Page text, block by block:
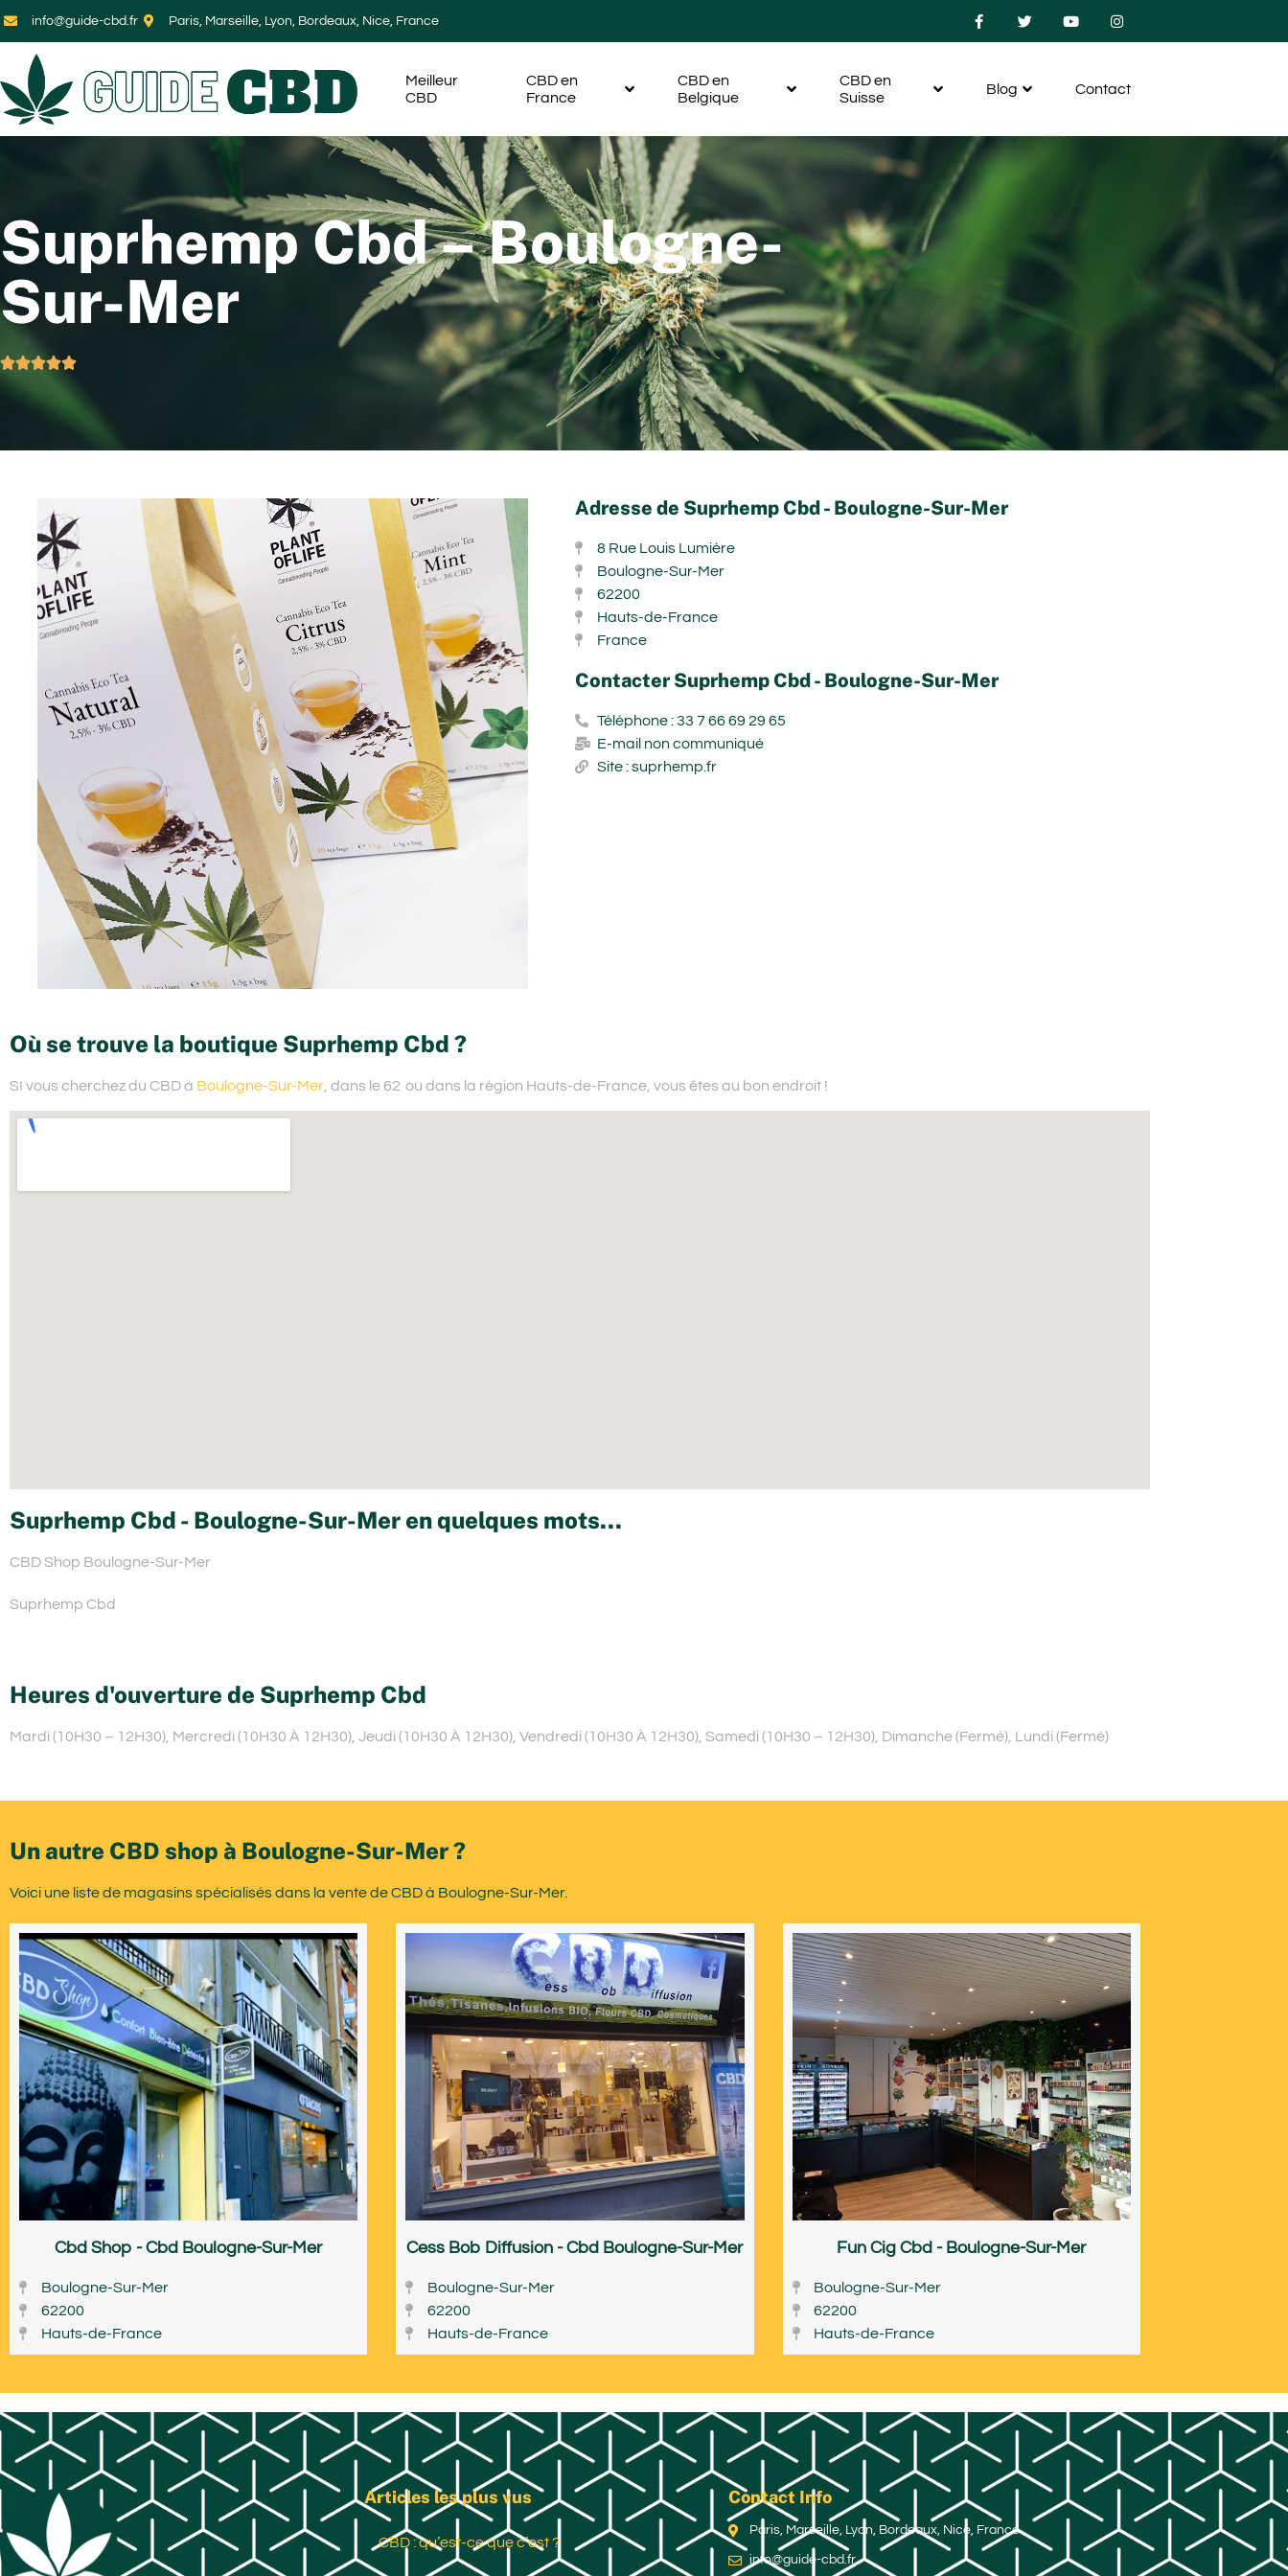
info@guide-cbd.fr Paris, Marseille, Lyon, Bordeaux, Nice, France
Meilleur
CBD
CBD en
France
CBD en
Belgique
CBD en
Suisse
Blog Contact
Suprhemp Cbd – Boulogne-
Sur-Mer

Adresse de Suprhemp Cbd - Boulogne-Sur-Mer
8 Rue Louis Lumière
Boulogne-Sur-Mer
62200
Hauts-de-France
France
Contacter Suprhemp Cbd - Boulogne-Sur-Mer
Téléphone : 33 7 66 69 29 65
E-mail non communiqué
Site : suprhemp.fr
Où se trouve la boutique Suprhemp Cbd ?
SI vous cherchez du CBD à Boulogne-Sur-Mer , dans le 62 ou dans la région Hauts-de-France, vous êtes au bon endroit !
Suprhemp Cbd - Boulogne-Sur-Mer en quelques mots...
CBD Shop Boulogne-Sur-Mer
Suprhemp Cbd
Heures d'ouverture de Suprhemp Cbd
Mardi (10H30 – 12H30), Mercredi (10H30 À 12H30), Jeudi (10H30 À 12H30), Vendredi (10H30 À 12H30), Samedi (10H30 – 12H30), Dimanche (Fermé), Lundi (Fermé)
Un autre CBD shop à Boulogne-Sur-Mer ?
Voici une liste de magasins spécialisés dans la vente de CBD à Boulogne-Sur-Mer.
Cbd Shop - Cbd Boulogne-Sur-Mer
Boulogne-Sur-Mer
62200
Hauts-de-France
Cess Bob Diffusion - Cbd Boulogne-Sur-Mer
Boulogne-Sur-Mer
62200
Hauts-de-France
Fun Cig Cbd - Boulogne-Sur-Mer
Boulogne-Sur-Mer
62200
Hauts-de-France
Articles les plus vus
CBD : qu’est-ce que c’est ?
Contact Info
Paris, Marseille, Lyon, Bordeaux, Nice, France
info@guide-cbd.fr